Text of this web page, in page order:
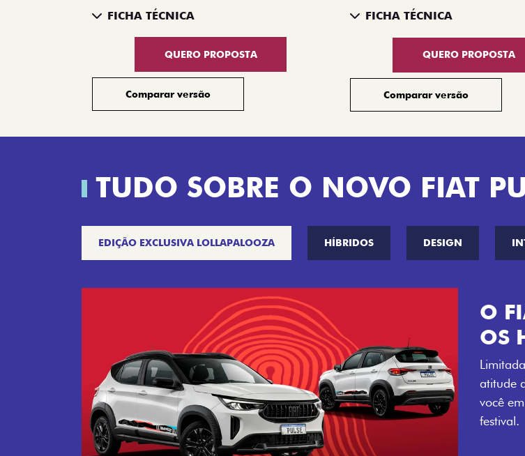
FICHA TÉCNICA
QUERO PROPOSTA
Comparar versão
FICHA TÉCNICA
QUERO PROPOSTA
Comparar versão
TUDO SOBRE O NOVO FIAT
EDIÇÃO EXCLUSIVA LOLLAPALOOZA HÍBRIDOS DESIGN
Se liga
a
rodas
com